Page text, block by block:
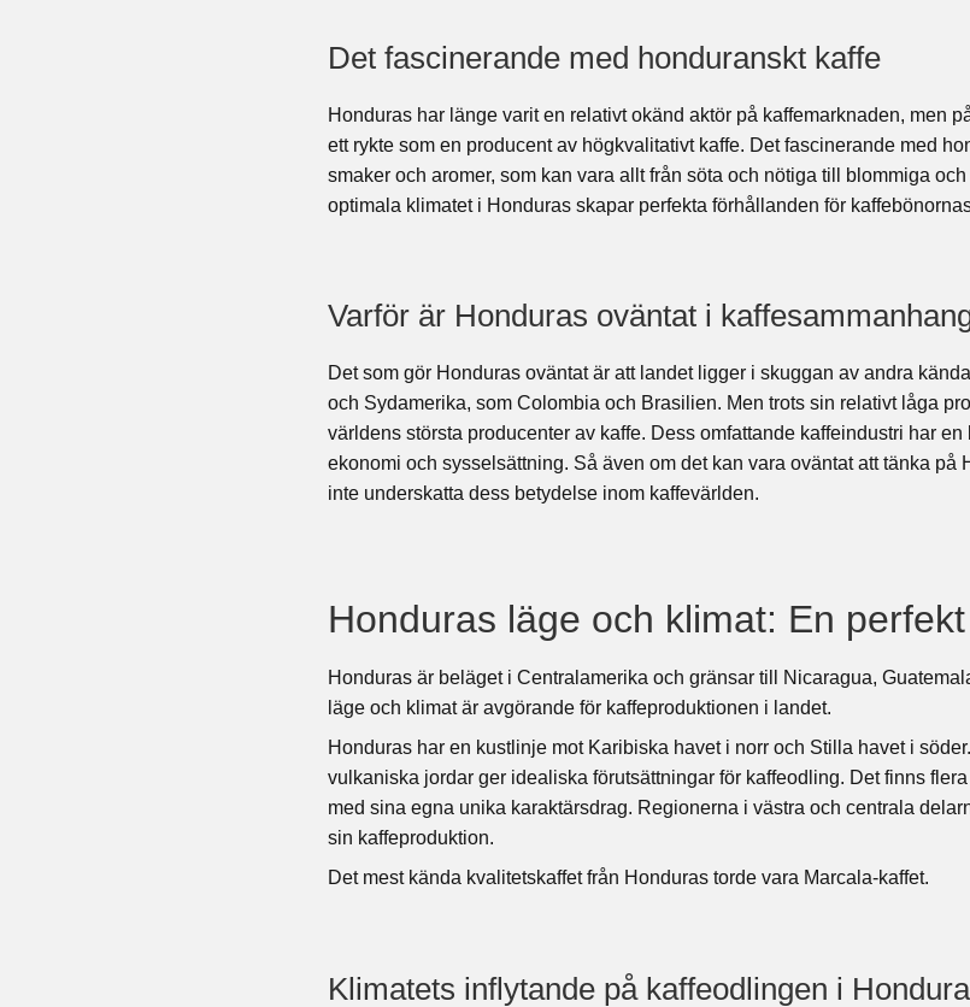
Det fascinerande med honduranskt kaffe
Honduras har länge varit en relativt okänd aktör på kaffemarknaden, men
ett rykte som en producent av högkvalitativt kaffe. Det fascinerande med
smaker och aromer, som kan vara allt från söta och nötiga till blommiga
optimala klimatet i Honduras skapar perfekta förhållanden för
Varför är Honduras oväntat i
Det som gör Honduras oväntat är att landet ligger i skuggan av andra
och Sydamerika, som Colombia och Brasilien. Men trots sin relativt låga
världens största producenter av kaffe. Dess omfattande kaffeindustri har
ekonomi och sysselsättning. Så även om det kan vara oväntat att tänka på
inte underskatta dess betydelse inom kaffevärlden.
Honduras läge och klimat: En
Honduras är beläget i Centralamerika och gränsar till Nicaragua,
läge och klimat är avgörande för kaffeproduktionen i landet.
Honduras har en kustlinje mot Karibiska havet i norr och Stilla havet i
vulkaniska jordar ger idealiska förutsättningar för kaffeodling. Det finns
med sina egna unika karaktärsdrag. Regionerna i västra och centrala
sin kaffeproduktion.
Det mest kända kvalitetskaffet från Honduras torde vara Marcala-kaffet.
Klimatets inflytande på kaffeodlingen i